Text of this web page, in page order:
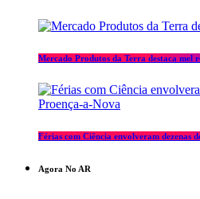
Mercado Produtos da Terra destaca mel
Férias com Ciência envolveram dezenas
Agora No AR